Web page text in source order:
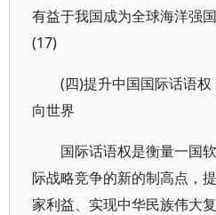
有益于我国成为全球海洋强
(17)
(四)提升中国国际话语
向世界
国际话语权是衡量一国
际战略竞争的新的制高点，
家利益、实现中华民族伟大